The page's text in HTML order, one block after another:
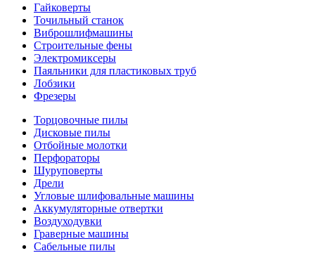
Гайковерты
Точильный станок
Виброшлифмашины
Строительные фены
Электромиксеры
Паяльники для пластиковых труб
Лобзики
Фрезеры
Торцовочные пилы
Дисковые пилы
Отбойные молотки
Перфораторы
Шуруповерты
Дрели
Угловые шлифовальные машины
Аккумуляторные отвертки
Воздуходувки
Граверные машины
Сабельные пилы